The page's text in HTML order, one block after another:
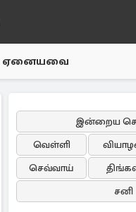
ஏனையவை
இன்றைய
வெள்ளி
செவ்வாய்
சனி